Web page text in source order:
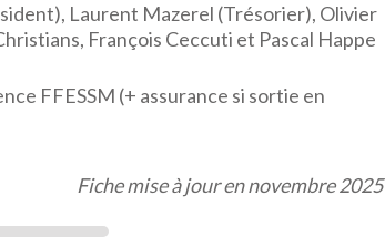
Laurent Mazerel (Trésorier), Olivier
François Ceccuti et Pascal Happe
FFESSM (+ assurance si sortie en
Fiche mise à jour en novembre 2025